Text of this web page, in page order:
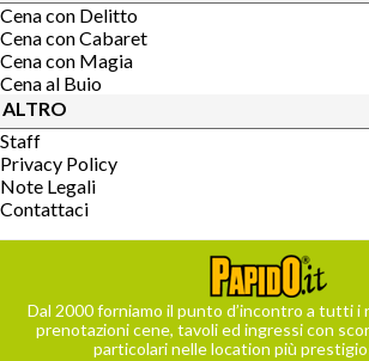
Cena con Delitto
Cena con Cabaret
Cena con Magia
Cena al Buio
ALTRO
Staff
Privacy Policy
Note Legali
Contattaci
Dal 2000 forniamo il punto d’incontro a tutti
prenotazioni cene, tavoli ed ingressi con
particolari nelle location più